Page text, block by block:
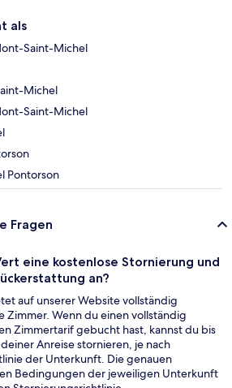
als
Saint-Michel
Michel
Saint-Michel
Pontorson
Fragen
eine kostenlose Stornierung und
an?
auf unserer Website vollständig
Zimmer. Wenn du einen vollständig
Zimmertarif gebucht hast, kannst du bis
Anreise stornieren, je nach
der Unterkunft. Die genauen
Bedingungen der jeweiligen Unterkunft